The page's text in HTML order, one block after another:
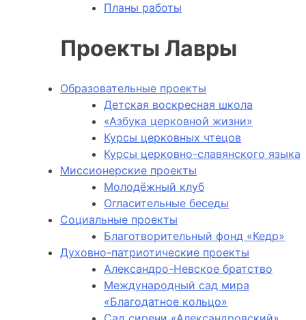
Планы работы
Проекты Лавры
Образовательные проекты
Детская воскресная школа
«Азбука церковной жизни»
Курсы церковных чтецов
Курсы церковно-славянского языка
Миссионерские проекты
Молодёжный клуб
Огласительные беседы
Социальные проекты
Благотворительный фонд «Кедр»
Духовно-патриотические проекты
Александро-Невское братство
Международный сад мира
«Благодатное кольцо»